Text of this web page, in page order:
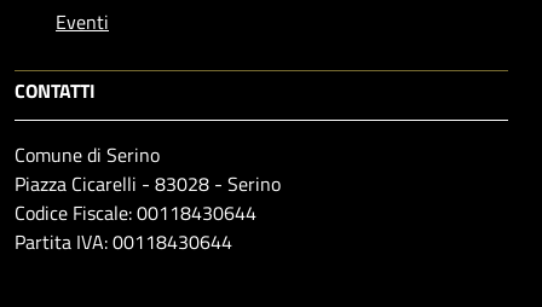
Eventi
CONTATTI
Comune di Serino
Piazza Cicarelli - 83028 - Serino
Codice Fiscale: 00118430644
Partita IVA: 00118430644